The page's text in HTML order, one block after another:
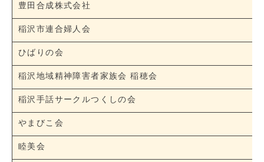
豊田合成株式会社
稲沢市連合婦人会
ひばりの会
稲沢地域精神障害者家族会 稲穂会
稲沢手話サークルつくしの会
やまびこ会
睦美会